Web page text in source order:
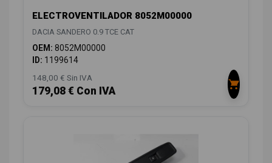
ELECTROVENTILADOR 8052M00000
DACIA SANDERO 0.9 TCE CAT
OEM: 8052M00000
ID: 1199614
148,00 € Sin IVA
179,08 € Con IVA